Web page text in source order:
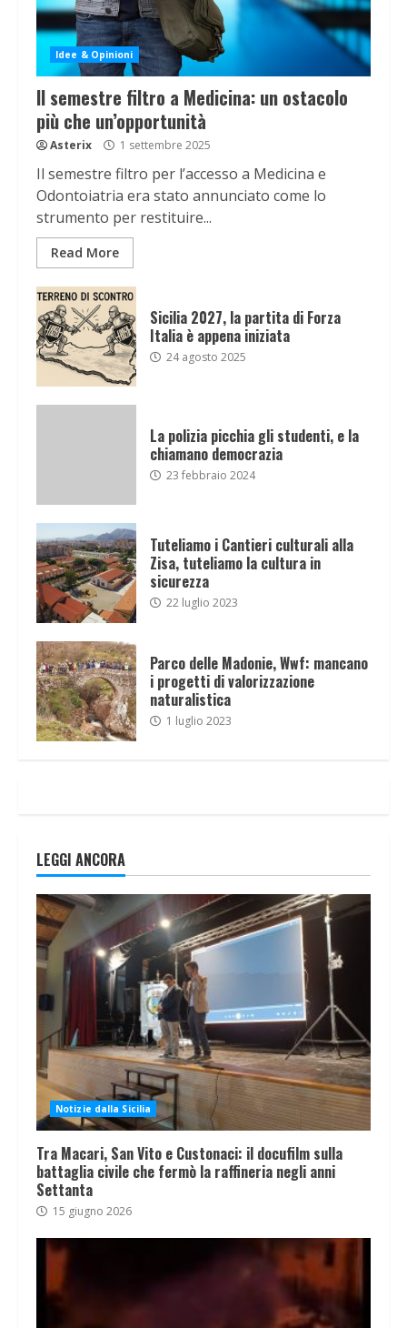
Idee & Opinioni
Il semestre filtro a Medicina: un ostacolo
più che un’opportunità
Asterix 1 settembre 2025
Il semestre filtro per l’accesso a Medicina e
Odontoiatria era stato annunciato come lo
strumento per restituire...
Read More
Sicilia 2027, la partita di Forza
Italia è appena iniziata
24 agosto 2025
La polizia picchia gli studenti, e la
chiamano democrazia
23 febbraio 2024
Tuteliamo i Cantieri culturali alla
Zisa, tuteliamo la cultura in
sicurezza
22 luglio 2023
Parco delle Madonie, Wwf: mancano
i progetti di valorizzazione
naturalistica
1 luglio 2023
LEGGI ANCORA
Notizie dalla Sicilia
Tra Macari, San Vito e Custonaci: il docufilm sulla
battaglia civile che fermò la raffineria negli anni
Settanta
15 giugno 2026